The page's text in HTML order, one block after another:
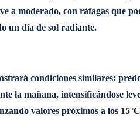
a moderado, con ráfagas que
un día de sol radiante.
condiciones similares:
la mañana, intensificándose
valores próximos a los 15°C